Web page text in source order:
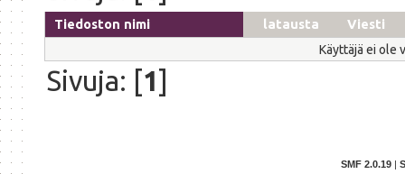
Tiedoston nimi latausta Viesti
Käyttäjä ei ole
Sivuja: [1]
SMF 2.0.19 |